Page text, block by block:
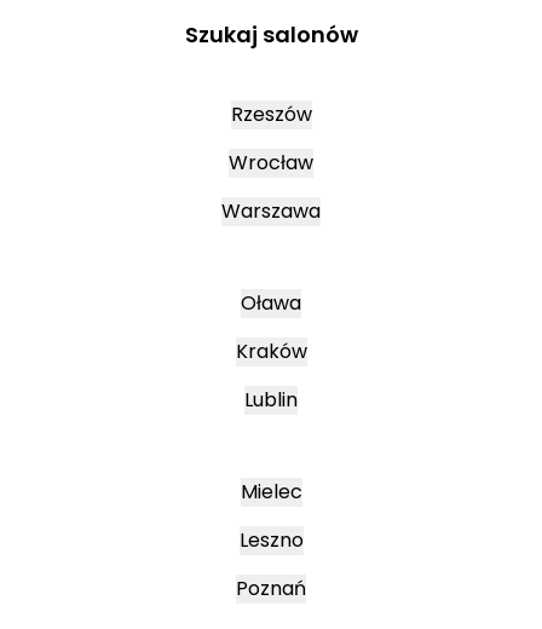
Szukaj salonów
Rzeszów
Wrocław
Warszawa
Oława
Kraków
Lublin
Mielec
Leszno
Poznań